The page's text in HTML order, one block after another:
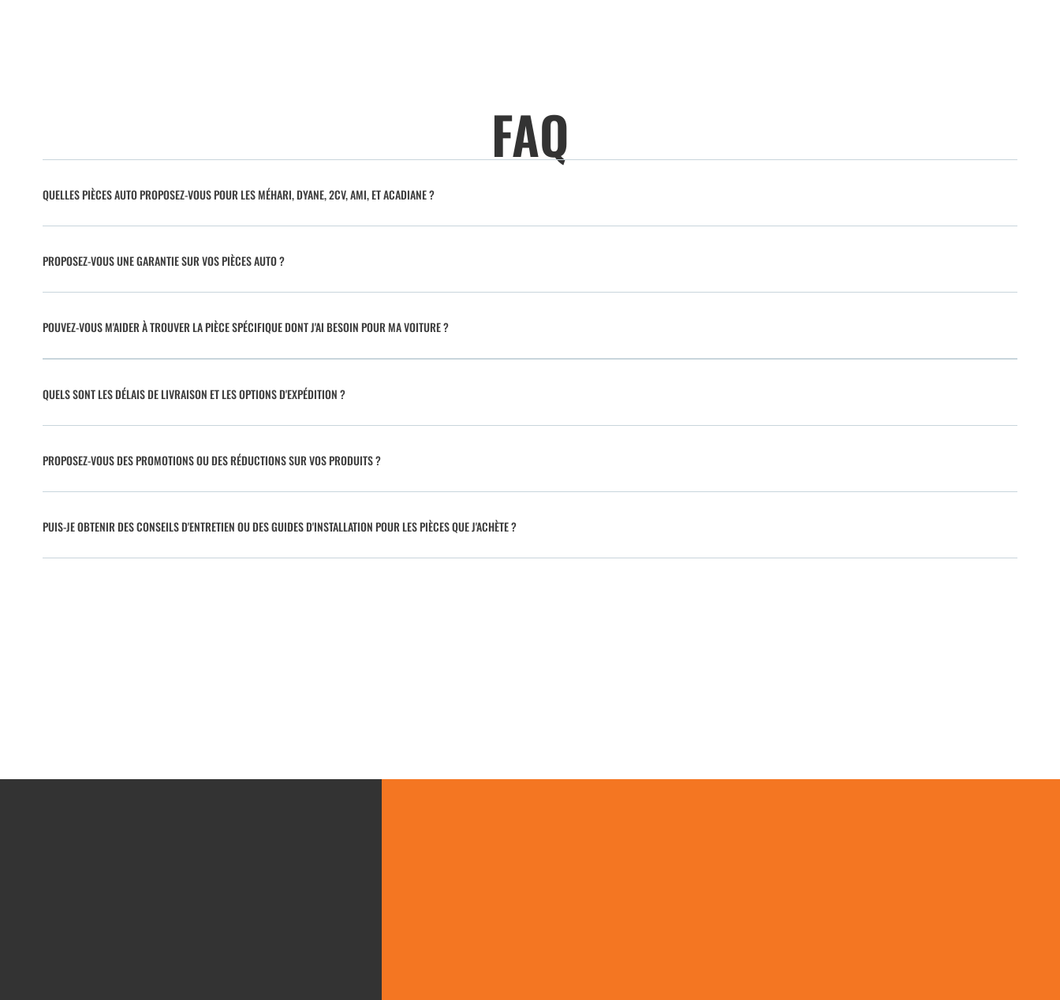
FAQ
QUELLES PIÈCES AUTO PROPOSEZ-VOUS POUR LES MÉHARI, DYANE, 2CV, AMI, ET ACADIANE ?
PROPOSEZ-VOUS UNE GARANTIE SUR VOS PIÈCES AUTO ?
POUVEZ-VOUS M'AIDER À TROUVER LA PIÈCE SPÉCIFIQUE DONT J'AI BESOIN POUR MA VOITURE ?
QUELS SONT LES DÉLAIS DE LIVRAISON ET LES OPTIONS D'EXPÉDITION ?
PROPOSEZ-VOUS DES PROMOTIONS OU DES RÉDUCTIONS SUR VOS PRODUITS ?
PUIS-JE OBTENIR DES CONSEILS D'ENTRETIEN OU DES GUIDES D'INSTALLATION POUR LES PIÈCES QUE J'ACHÈTE ?